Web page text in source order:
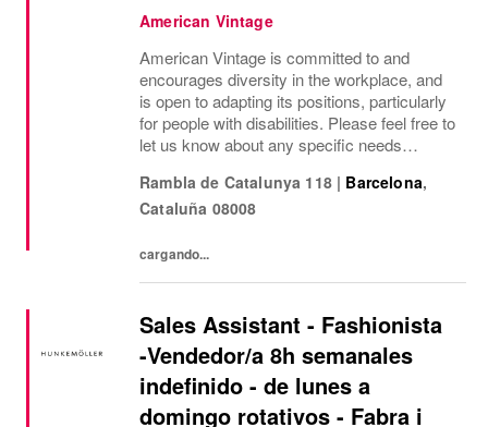
American Vintage
American Vintage is committed to and
encourages diversity in the workplace, and
is open to adapting its positions, particularly
for people with disabilities. Please feel free to
let us know about any specific needs
can provide the most suitable...
Rambla de Catalunya 118 | Barcelona,
Cataluña 08008
cargando...
Sales Assistant - Fashionista
-Vendedor/a 8h semanales
indefinido - de lunes a
domingo rotativos - Fabra i